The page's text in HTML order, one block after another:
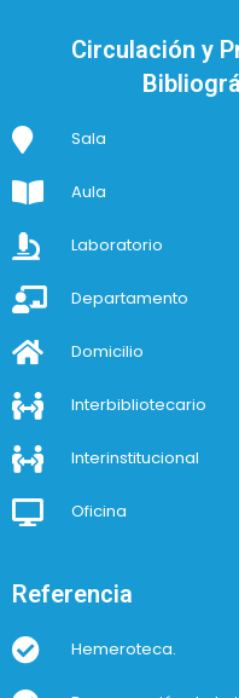
Circulación y
Sala
Aula
Laboratorio
Departamento
Domicilio
Interbibliotecario
Interinstitucional
Oficina
Referencia
Hemeroteca.